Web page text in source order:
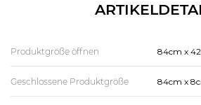
Produktgröße öffnen 84cm x
Geschlossene Produktgröße 84cm x